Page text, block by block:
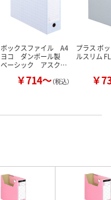
ボックスファイル A4
ヨコ ダンボール製
ベーシック アスク…
￥714～（税込）
プラス ボ
ルスリム
￥